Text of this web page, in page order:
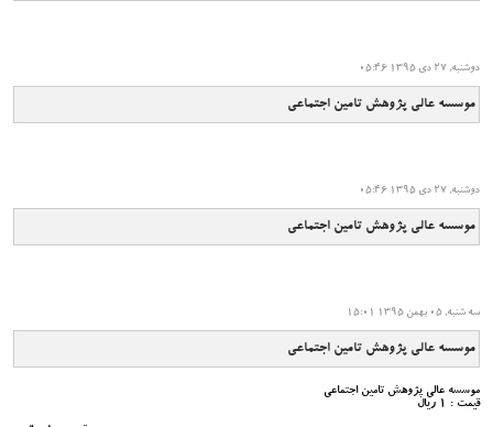
دوشنبه, 27 دی 1395 05:46
موسسه عالی پژوهش تامین اجتماعی
دوشنبه, 27 دی 1395 05:46
موسسه عالی پژوهش تامین اجتماعی
سه شنبه, 05 بهمن 1395 15:01
موسسه عالی پژوهش تامین اجتماعی
موسسه عالی پژوهش تامین اجتماعی
قیمت : 1 ریال